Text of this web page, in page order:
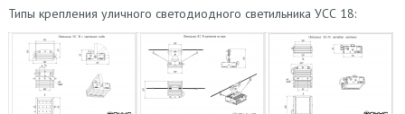
Типы крепления уличного светодиодного светильника УСС 18: